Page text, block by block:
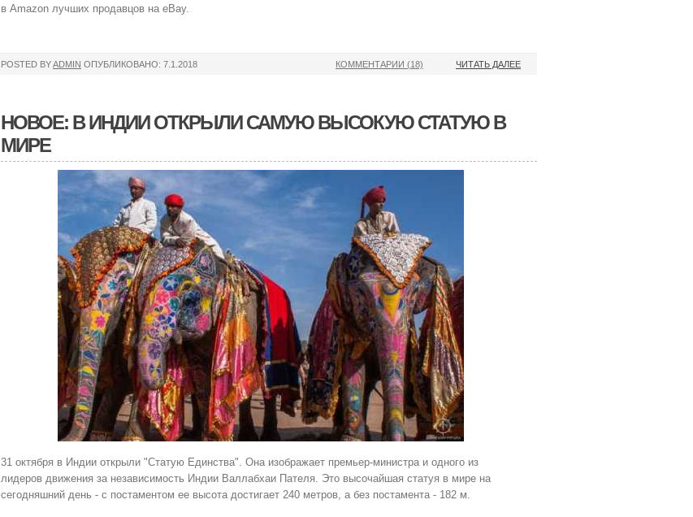
в Amazon лучших продавцов на eBay.
POSTED BYADMIN ОПУБЛИКОВАНО: 7.1.2018 ЧИТАТЬ ДАЛЕЕ
КОММЕНТАРИИ (18)
НОВОЕ: В ИНДИИ ОТКРЫЛИ САМУЮ ВЫСОКУЮ СТАТУЮ В
МИРЕ
31 октября в Индии открыли "Статую Единства". Она изображает премьер-министра и одного из
лидеров движения за независимость Индии Валлабхаи Пателя. Это высочайшая статуя в мире на
сегодняшний день - с постаментом ее высота достигает 240 метров, а без постамента - 182 м.